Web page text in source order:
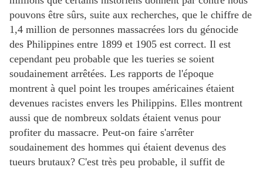
pouvons être sûrs, suite aux recherches, que le chiffre de
1,4 million de personnes massacrées lors du génocide
des Philippines entre 1899 et 1905 est correct. Il est
cependant peu probable que les tueries se soient
soudainement arrêtées. Les rapports de l'époque
montrent à quel point les troupes américaines étaient
devenues racistes envers les Philippins. Elles montrent
aussi que de nombreux soldats étaient venus pour
profiter du massacre. Peut-on faire s'arrêter
soudainement des hommes qui étaient devenus des
tueurs brutaux? C'est très peu probable, il suffit de